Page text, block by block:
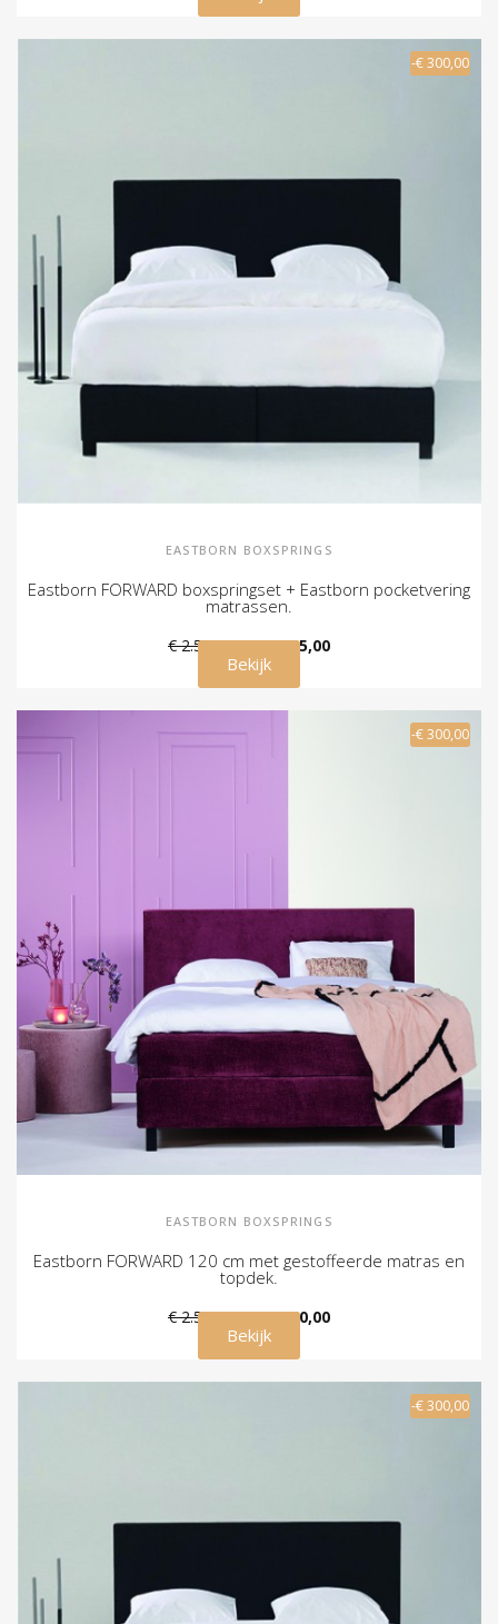
-€ 300,00
EASTBORN BOXSPRINGS
Eastborn FORWARD boxspringset + Eastborn pocketvering
matrassen.
€ 2.535,00 € 2.235,00
Bekijk
-€ 300,00
EASTBORN BOXSPRINGS
Eastborn FORWARD 120 cm met gestoffeerde matras en
topdek.
€ 2.580,00 € 2.280,00
Bekijk
-€ 300,00